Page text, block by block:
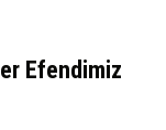
Efendimiz